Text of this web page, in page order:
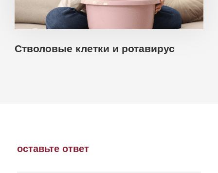
Стволовые клетки и ротавирус
оставьте ответ